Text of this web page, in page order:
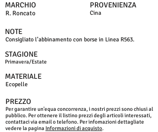
MARCHIO
R. Roncato
PROVENIENZA
Cina
NOTE
Consigliato l’abbinamento con borse in Linea R563.
STAGIONE
Primavera/Estate
MATERIALE
Ecopelle
PREZZO
Per garantire un'equa concorrenza, i nostri prezzi sono chiusi al
pubblico. Per ottenere il listino prezzi degli articoli interessati,
contattaci via email o telefono. Per infomazioni dettagliate
vedere la pagina Informazioni di acquisto.